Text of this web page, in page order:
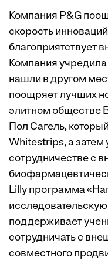
Компания P&G
скорость
благоприятствует
Компания
нашли в другом
поощряет лучших
элитном обществе
Пол Сагель,
Whitestrips, а затем
сотрудничестве с
Lilly программа
поддерживает
сотрудничать с
совместного